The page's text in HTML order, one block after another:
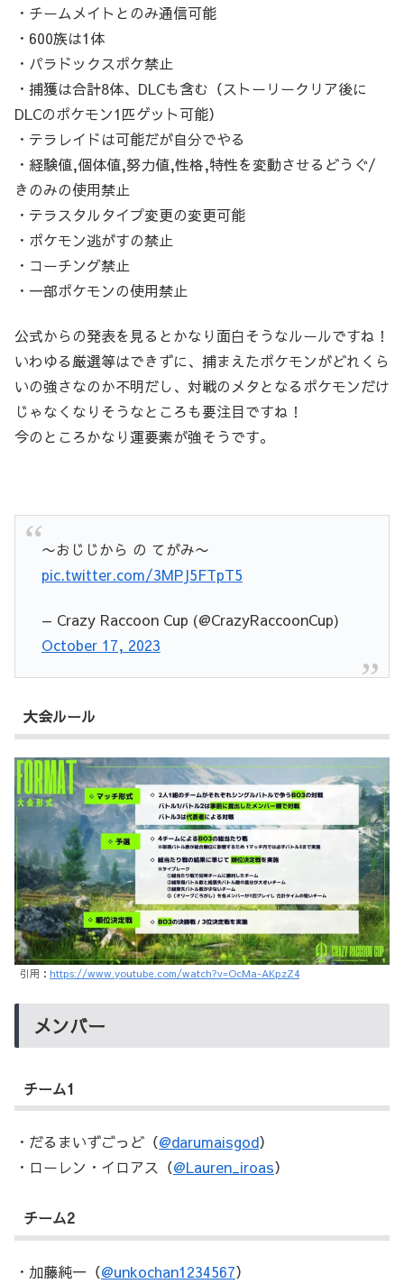
・チームメイトとのみ通信可能
・600族は1体
・パラドックスポケ禁止
・捕獲は合計8体、DLCも含む（ストーリークリア後に
DLCのポケモン1匹ゲット可能）
・テラレイドは可能だが自分でやる
・経験値,個体値,努力値,性格,特性を変動させるどうぐ/
きのみの使用禁止
・テラスタルタイプ変更の変更可能
・ポケモン逃がすの禁止
・コーチング禁止
・一部ポケモンの使用禁止
公式からの発表を見るとかなり面白そうなルールですね！
いわゆる厳選等はできずに、捕まえたポケモンがどれくら
いの強さなのか不明だし、対戦のメタとなるポケモンだけ
じゃなくなりそうなところも要注目ですね！
今のところかなり運要素が強そうです。
〜おじじから の てがみ〜
pic.twitter.com/3MPJ5FTpT5
— Crazy Raccoon Cup (@CrazyRaccoonCup)
October 17, 2023
大会ルール
引用： https://www.youtube.com/watch?v=OcMa-AKpzZ4
メンバー
チーム1
・だるまいずごっど（@darumaisgod）
・ローレン・イロアス（@Lauren_iroas）
チーム2
・加藤純一（@unkochan1234567）